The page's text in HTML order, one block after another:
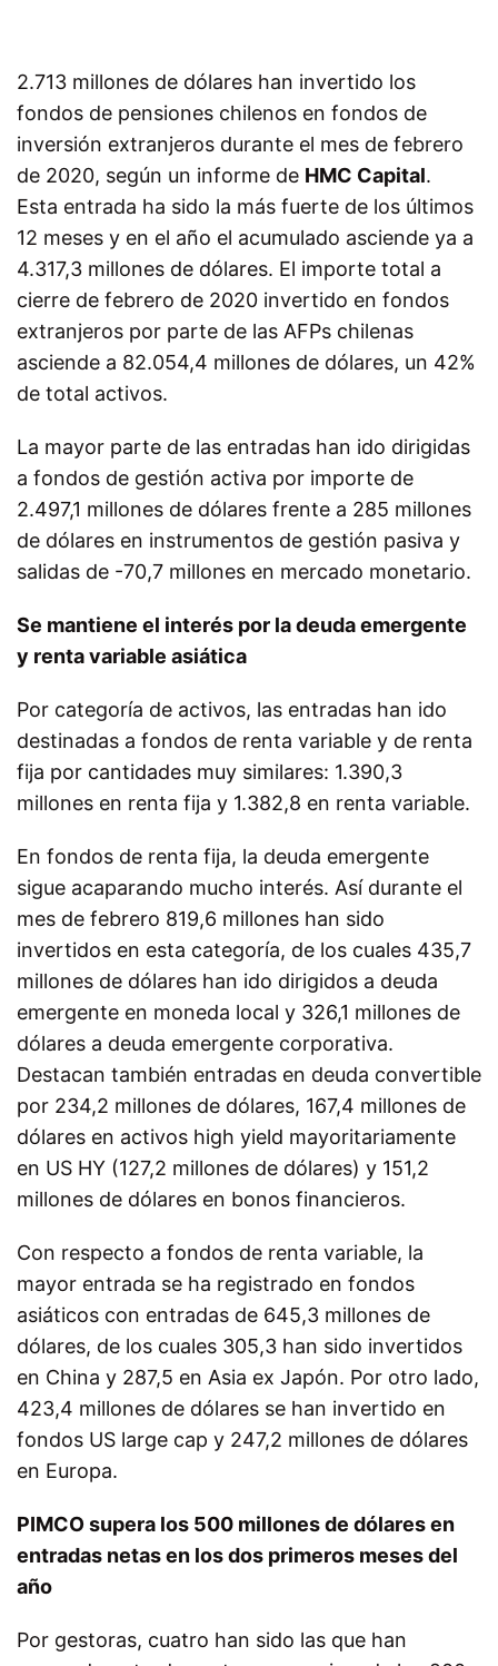
2.713 millones de dólares han invertido los
fondos de pensiones chilenos en fondos de
inversión extranjeros durante el mes de febrero
de 2020, según un informe de HMC Capital.
Esta entrada ha sido la más fuerte de los últimos
12 meses y en el año el acumulado asciende ya a
4.317,3 millones de dólares. El importe total a
cierre de febrero de 2020 invertido en fondos
extranjeros por parte de las AFPs chilenas
asciende a 82.054,4 millones de dólares, un 42%
de total activos.
La mayor parte de las entradas han ido dirigidas
a fondos de gestión activa por importe de
2.497,1 millones de dólares frente a 285 millones
de dólares en instrumentos de gestión pasiva y
salidas de -70,7 millones en mercado monetario.
Se mantiene el interés por la deuda emergente
y renta variable asiática
Por categoría de activos, las entradas han ido
destinadas a fondos de renta variable y de renta
fija por cantidades muy similares: 1.390,3
millones en renta fija y 1.382,8 en renta variable.
En fondos de renta fija, la deuda emergente
sigue acaparando mucho interés. Así durante el
mes de febrero 819,6 millones han sido
invertidos en esta categoría, de los cuales 435,7
millones de dólares han ido dirigidos a deuda
emergente en moneda local y 326,1 millones de
dólares a deuda emergente corporativa.
Destacan también entradas en deuda convertible
por 234,2 millones de dólares, 167,4 millones de
dólares en activos high yield mayoritariamente
en US HY (127,2 millones de dólares) y 151,2
millones de dólares en bonos financieros.
Con respecto a fondos de renta variable, la
mayor entrada se ha registrado en fondos
asiáticos con entradas de 645,3 millones de
dólares, de los cuales 305,3 han sido invertidos
en China y 287,5 en Asia ex Japón. Por otro lado,
423,4 millones de dólares se han invertido en
fondos US large cap y 247,2 millones de dólares
en Europa.
PIMCO supera los 500 millones de dólares en
entradas netas en los dos primeros meses del
año
Por gestoras, cuatro han sido las que han